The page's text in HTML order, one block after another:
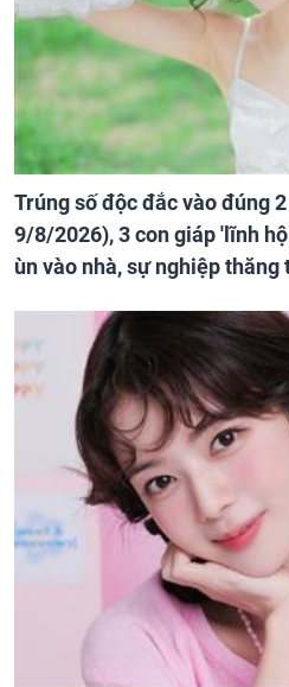
Trúng số độc đắc vào đúng
9/8/2026), 3 con giáp 'lĩnh
ùn vào nhà, sự nghiệp